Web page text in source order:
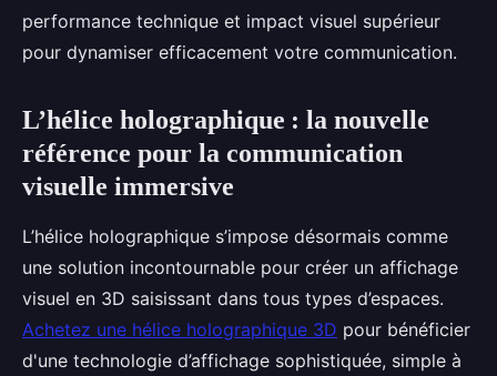
performance technique et impact visuel supérieur
pour dynamiser efficacement votre communication.
L’hélice holographique : la nouvelle
référence pour la communication
visuelle immersive
L’hélice holographique s’impose désormais comme
une solution incontournable pour créer un affichage
visuel en 3D saisissant dans tous types d’espaces.
Achetez une hélice holographique 3D pour bénéficier
d'une technologie d’affichage sophistiquée, simple à